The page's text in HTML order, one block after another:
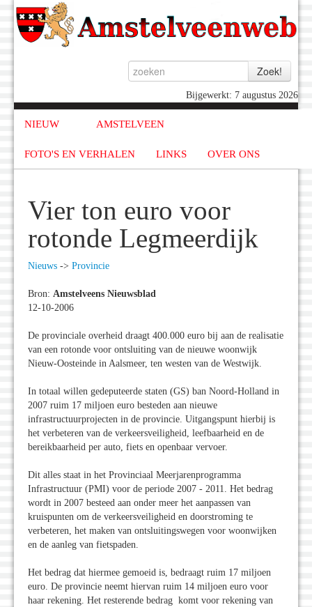
Bijgewerkt: 7 augustus 2026
NIEUW AMSTELVEEN
FOTO'S EN VERHALEN LINKS OVER ONS
Vier ton euro voor
rotonde Legmeerdijk
Nieuws -> Provincie
Bron: Amstelveens Nieuwsblad
12-10-2006
De provinciale overheid draagt 400.000 euro bij aan de realisatie
van een rotonde voor ontsluiting van de nieuwe woonwijk
Nieuw-Oosteinde in Aalsmeer, ten westen van de Westwijk.
In totaal willen gedeputeerde staten (GS) ban Noord-Holland in
2007 ruim 17 miljoen euro besteden aan nieuwe
infrastructuurprojecten in de provincie. Uitgangspunt hierbij is
het verbeteren van de verkeersveiligheid, leefbaarheid en de
bereikbaarheid per auto, fiets en openbaar vervoer.
Dit alles staat in het Provinciaal Meerjarenprogramma
Infrastructuur (PMI) voor de periode 2007 - 2011. Het bedrag
wordt in 2007 besteed aan onder meer het aanpassen van
kruispunten om de verkeersveiligheid en doorstroming te
verbeteren, het maken van ontsluitingswegen voor woonwijken
en de aanleg van fietspaden.
Het bedrag dat hiermee gemoeid is, bedraagt ruim 17 miljoen
euro. De provincie neemt hiervan ruim 14 miljoen euro voor
haar rekening. Het resterende bedrag komt voor rekening van